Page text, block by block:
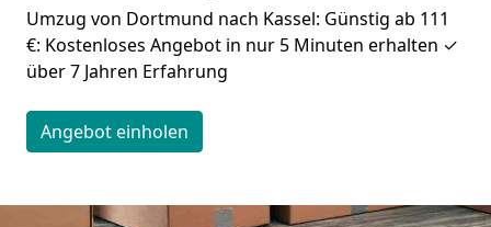
Umzug von Dortmund nach Kassel: Günstig ab 111
€: Kostenloses Angebot in nur 5 Minuten erhalten ✓
über 7 Jahren Erfahrung
Angebot einholen